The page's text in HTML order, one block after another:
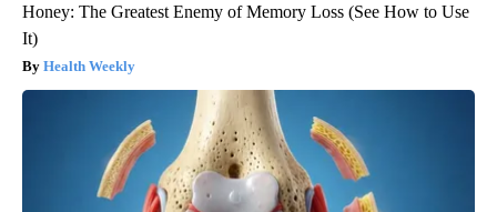
Honey: The Greatest Enemy of Memory Loss (See How to Use
It)
Health Weekly